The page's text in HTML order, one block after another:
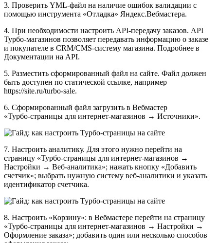
3. Проверить YML-файл на наличие ошибок валидации с
помощью инструмента «Отладка» Яндекс.Вебмастера.
4. При необходимости настроить API-передачу заказов. API
Турбо-магазинов позволяет передавать информацию о заказе
и покупателе в CRM/CMS-систему магазина. Подробнее в
Документации на API.
5. Разместить сформированный файл на сайте. Файл должен
быть доступен по статической ссылке, например
https://site.ru/turbo-sale.
6. Сформированный файл загрузить в Вебмастер
«Турбо‑страницы для интернет-магазинов → Источники».
7. Настроить аналитику. Для этого нужно перейти на
страницу «Турбо‑страницы для интернет-магазинов →
Настройки → Веб‑аналитика»; нажать кнопку «Добавить
счетчик»; выбрать нужную систему веб-аналитики и указать
идентификатор счетчика.
8. Настроить «Корзину»: в Вебмастере перейти на страницу
«Турбо‑страницы для интернет-магазинов → Настройки →
Оформление заказа»; добавить один или несколько способов